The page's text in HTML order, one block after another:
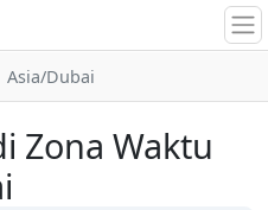
Asia/Dubai
Zona Waktu